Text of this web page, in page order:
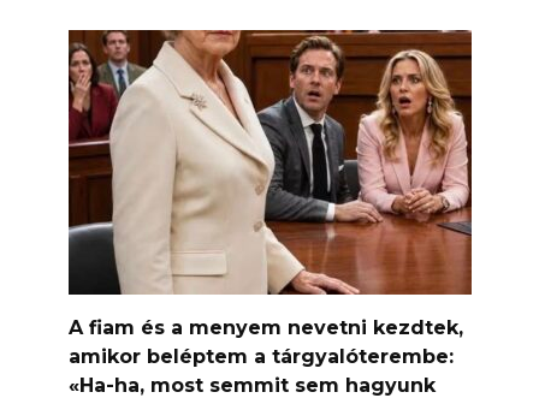
A fiam és a menyem nevetni kezdtek,
amikor beléptem a tárgyalóterembe:
«Ha-ha, most semmit sem hagyunk